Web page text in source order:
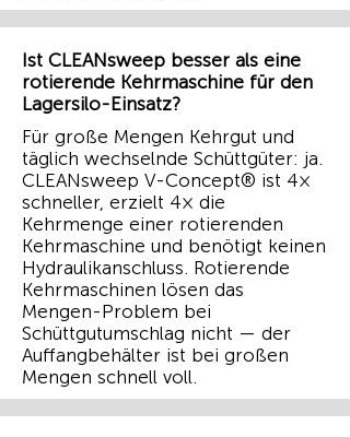
Ist CLEANsweep besser als eine
rotierende Kehrmaschine für den
Lagersilo-Einsatz?
Für große Mengen Kehrgut und
täglich wechselnde Schüttgüter: ja.
CLEANsweep V-Concept® ist 4×
schneller, erzielt 4× die
Kehrmenge einer rotierenden
Kehrmaschine und benötigt keinen
Hydraulikanschluss. Rotierende
Kehrmaschinen lösen das
Mengen-Problem bei
Schüttgutumschlag nicht — der
Auffangbehälter ist bei großen
Mengen schnell voll.